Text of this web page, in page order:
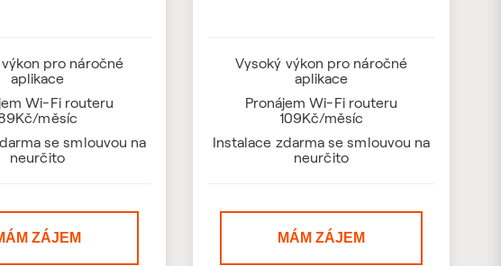
pro náročné
aplikace
Wi-Fi routeru
měsíc
se smlouvou na
neurčito
ZÁJEM
Vysoký výkon pro náročné
aplikace
Pronájem Wi-Fi routeru
109Kč/měsíc
Instalace zdarma se smlouvou na
neurčito
MÁM ZÁJEM